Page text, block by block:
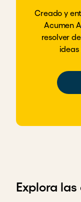
Creado y
Acumen
resolver
Explora